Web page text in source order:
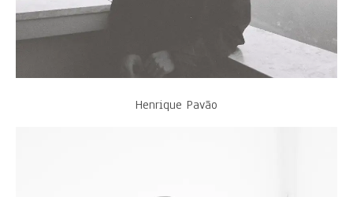
Henrique Pavão